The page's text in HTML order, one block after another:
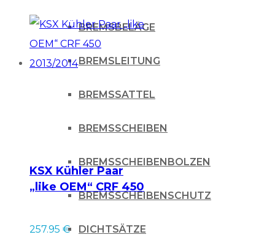
BREMSBELÄGE
BREMSLEITUNG
BREMSSATTEL
BREMSSCHEIBEN
BREMSSCHEIBENBOLZEN
BREMSSCHEIBENSCHUTZ
DICHTSÄTZE
KSX Kühler Paar
„like OEM“ CRF 450
2013/2014
257.95 €